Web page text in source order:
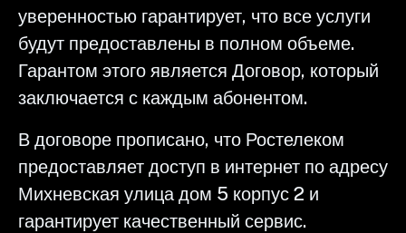
уверенностью гарантирует, что все услуги
будут предоставлены в полном объеме.
Гарантом этого является Договор, который
заключается с каждым абонентом.
В договоре прописано, что Ростелеком
предоставляет доступ в интернет по адресу
Михневская улица дом 5 корпус 2 и
гарантирует качественный сервис.